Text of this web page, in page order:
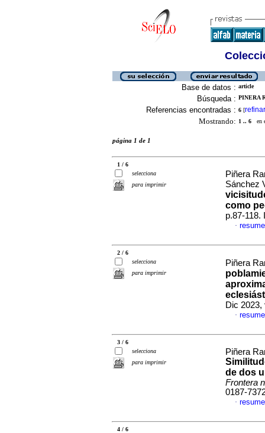
Base de datos : article
Búsqueda : PINERA
Referencias encontradas : 6 [refinar
Mostrando: 1 .. 6 en
página 1 de 1
1 / 6
selecciona
para imprimir
Piñera
Sánchez
como
p.87-118.
·
2 / 6
selecciona
para imprimir
Piñera
Dic 2023,
·
3 / 6
selecciona
para imprimir
Piñera
de dos
Frontera
0187-
·
4 / 6